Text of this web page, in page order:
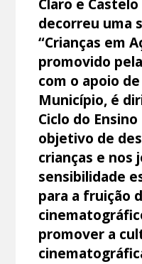
Claro e
decorreu uma
“Crianças em
promovido
com o apoio
Município, é
Ciclo do
objetivo de
crianças e nos
sensibilidade
para a fruição
promover a